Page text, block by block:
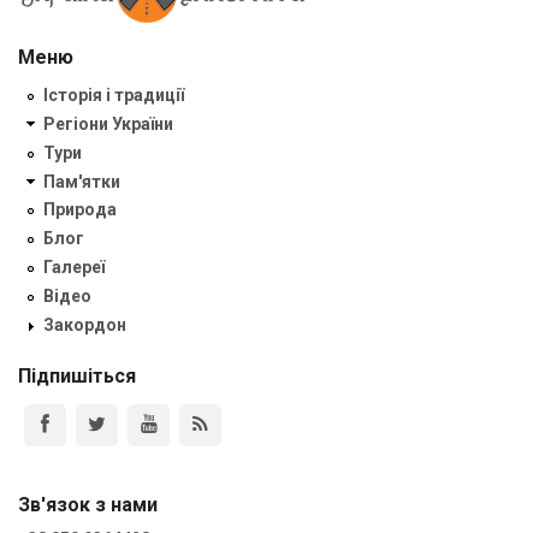
Меню
Історія і традиції
Регіони України
Тури
Пам'ятки
Природа
Блог
Галереї
Відео
Закордон
Підпишіться
Зв'язок з нами